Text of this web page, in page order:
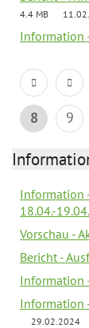
4.4 MB
Information
8
9
Information
18.04.-
Vorschau -
Bericht -
Information
Information
29.02.2024